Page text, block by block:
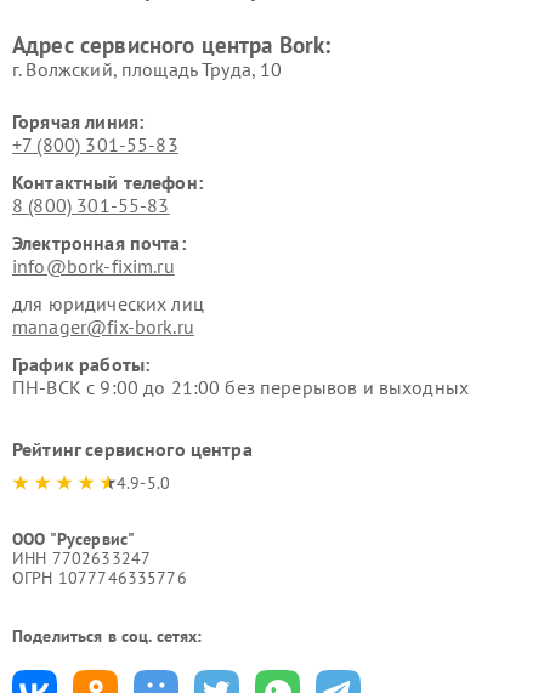
Bork
Bork
Адрес сервисного центра Bork:
г. Волжский, площадь Труда, 10
Горячая линия:
+7 (800) 301-55-83
Контактный телефон:
8 (800) 301-55-83
Электронная почта:
info@bork-fixim.ru
для юридических лиц
manager@fix-bork.ru
График работы:
ПН-ВСК с 9:00 до 21:00 без перерывов и выходных
Рейтинг сервисного центра
4.9-5.0
ООО "Русервис"
ИНН 7702633247
ОГРН 1077746335776
Поделиться в соц. сетях: